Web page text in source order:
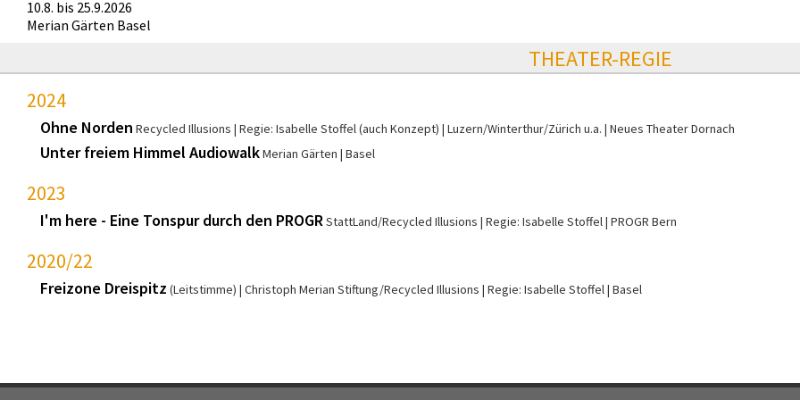
10.8. bis 25.9.2026
Merian Gärten Basel
THEATER-REGIE
2024
Ohne Norden Recycled Illusions Regie: Isabelle Stoffel (auch Konzept) Luzern/Winterthur/Zürich u.a. Neues Theater Dornach
Unter freiem Himmel AudiowalkMerian Gärten Basel
2023
I'm here - Eine Tonspur durch den PROGRStattLand/Recycled Illusions Regie: Isabelle Stoffel PROGR Bern
2020/22
Freizone Dreispitz (Leitstimme) Christoph Merian Stiftung/Recycled Illusions Regie: Isabelle Stoffel Basel